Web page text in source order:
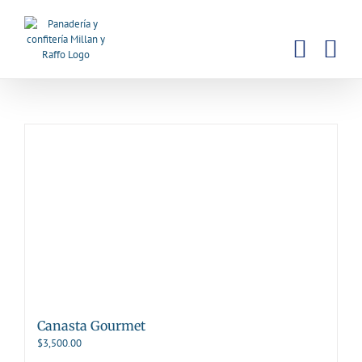
contenido
Canasta Gourmet
$3,500.00